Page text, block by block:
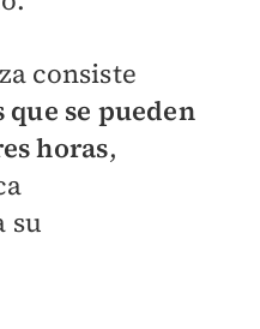
consiste
se pueden
horas,
su